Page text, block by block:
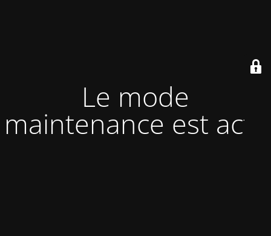
Le mode
maintenance est actif